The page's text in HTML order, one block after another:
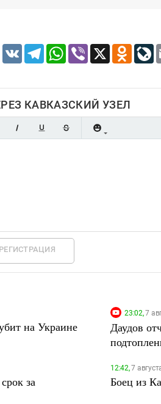
VK TelegramWhatsApp
Viber X
КАВКАЗСКИЙ УЗЕЛ
РЕГИСТРАЦИЯ
на Украине
23:02,7
Даудов
за
12:42,7
Боец из